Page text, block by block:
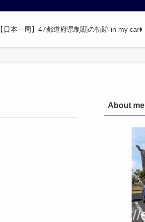
【日本一周】47都道府県制覇の軌跡 in my car!
About me